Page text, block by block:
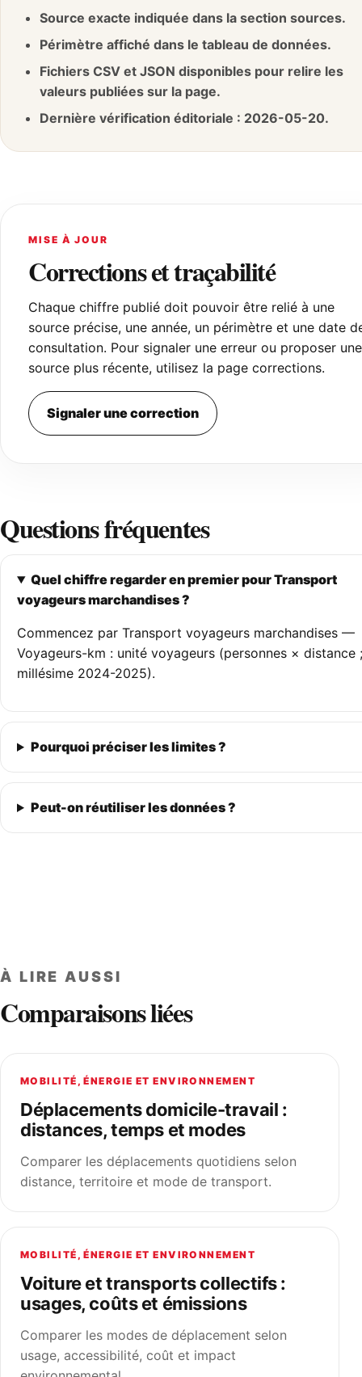
Source exacte indiquée dans la section sources.
Périmètre affiché dans le tableau de données.
Fichiers CSV et JSON disponibles pour relire les
valeurs publiées sur la page.
Dernière vérification éditoriale : 2026-05-20.
MISE À JOUR
Corrections et traçabilité
Chaque chiffre publié doit pouvoir être relié à une
source précise, une année, un périmètre et une date
consultation. Pour signaler une erreur ou proposer une
source plus récente, utilisez la page corrections.
Signaler une correction
Questions fréquentes
Quel chiffre regarder en premier pour Transport
voyageurs marchandises ?
Commencez par Transport voyageurs marchandises —
Voyageurs-km : unité voyageurs (personnes × distance ;
millésime 2024-2025).
Pourquoi préciser les limites ?
Peut-on réutiliser les données ?
À LIRE AUSSI
Comparaisons liées
MOBILITÉ, ÉNERGIE ET ENVIRONNEMENT
Déplacements domicile-travail :
distances, temps et modes
Comparer les déplacements quotidiens selon
distance, territoire et mode de transport.
MOBILITÉ, ÉNERGIE ET ENVIRONNEMENT
Voiture et transports collectifs :
usages, coûts et émissions
Comparer les modes de déplacement selon
usage, accessibilité, coût et impact